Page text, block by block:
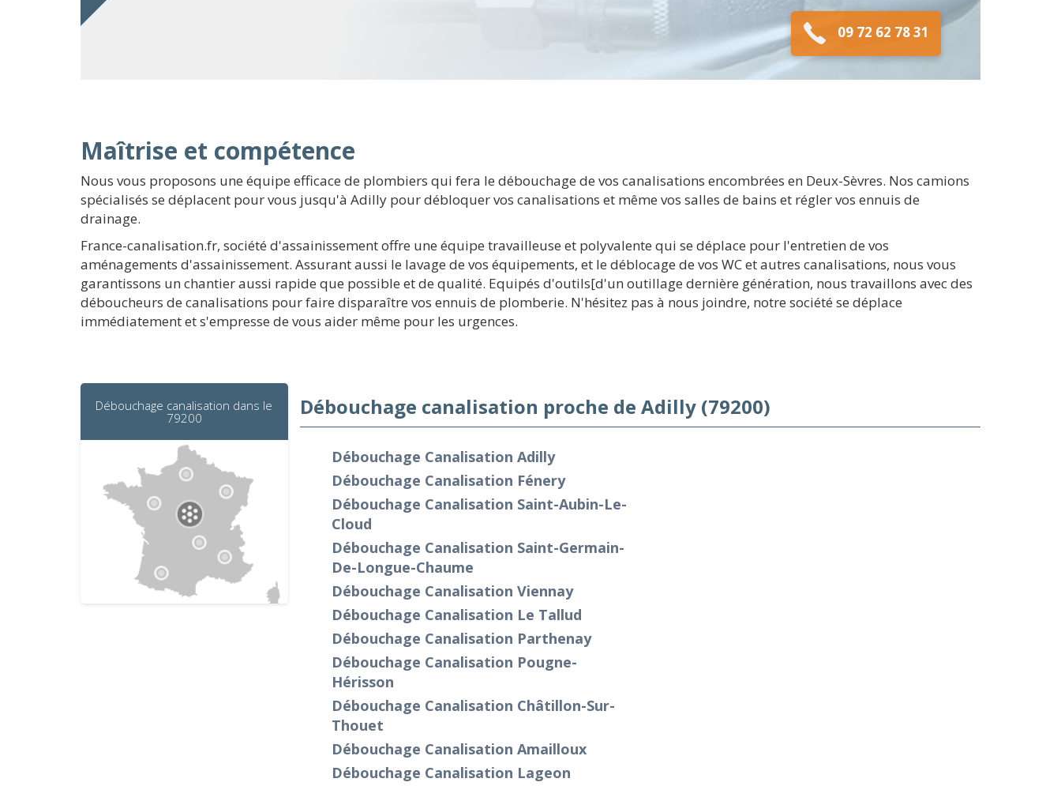
09 72 62 78 31
Maîtrise et compétence
Nous vous proposons une équipe efficace de plombiers qui fera le débouchage de vos canalisations encombrées en Deux-Sèvres. Nos camions
spécialisés se déplacent pour vous jusqu'à Adilly pour débloquer vos canalisations et même vos salles de bains et régler vos ennuis de
drainage.
France-canalisation.fr, société d'assainissement offre une équipe travailleuse et polyvalente qui se déplace pour l'entretien de vos
aménagements d'assainissement. Assurant aussi le lavage de vos équipements, et le déblocage de vos WC et autres canalisations, nous vous
garantissons un chantier aussi rapide que possible et de qualité. Equipés d'outils[d'un outillage dernière génération, nous travaillons avec des
déboucheurs de canalisations pour faire disparaître vos ennuis de plomberie. N'hésitez pas à nous joindre, notre société se déplace
immédiatement et s'empresse de vous aider même pour les urgences.
Débouchage canalisation dans le
79200
Débouchage canalisation proche de Adilly (79200)
Débouchage Canalisation Adilly
Débouchage Canalisation Fénery
Débouchage Canalisation Saint-Aubin-Le-
Cloud
Débouchage Canalisation Saint-Germain-
De-Longue-Chaume
Débouchage Canalisation Viennay
Débouchage Canalisation Le Tallud
Débouchage Canalisation Parthenay
Débouchage Canalisation Pougne-
Hérisson
Débouchage Canalisation Châtillon-Sur-
Thouet
Débouchage Canalisation Amailloux
Débouchage Canalisation Lageon